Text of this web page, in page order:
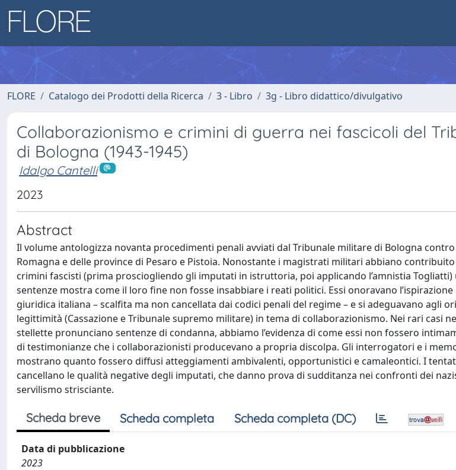
FLORE Catalogo dei Prodotti della Ricerca 3 - Libro 3g - Libro didattico/divulgativo
Collaborazionismo e crimini di guerra nei fascicoli del
di Bologna (1943-1945)
Idalgo Cantelli
2023
Abstract
Il volume antologizza novanta procedimenti penali avviati dal Tribunale militare di Bologna
Romagna e delle province di Pesaro e Pistoia. Nonostante i magistrati militari abbiano contribuito
crimini fascisti (prima prosciogliendo gli imputati in istruttoria, poi applicando l’amnistia
sentenze mostra come il loro fine non fosse insabbiare i reati politici. Essi onoravano
giuridica italiana – scalfita ma non cancellata dai codici penali del regime – e si adeguavano agli
legittimità (Cassazione e Tribunale supremo militare) in tema di collaborazionismo. Nei rari casi
stellette pronunciano sentenze di condanna, abbiamo l’evidenza di come essi non fossero
di testimonianze che i collaborazionisti producevano a propria discolpa. Gli interrogatori e i
mostrano quanto fossero diffusi atteggiamenti ambivalenti, opportunistici e camaleontici. I
cancellano le qualità negative degli imputati, che danno prova di sudditanza nei confronti dei
servilismo strisciante.
Scheda breve Scheda completa Scheda completa (DC)
Data di pubblicazione
2023